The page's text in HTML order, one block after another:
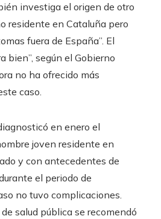
investiga el origen de otro
residente en Cataluña pero
fuera de España”. El
bien”, según el Gobierno
no ha ofrecido más
caso.
en enero el
joven residente en
y con antecedentes de
el periodo de
no tuvo complicaciones.
salud pública se recomendó